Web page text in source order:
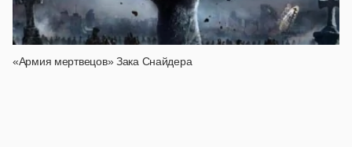
«Армия мертвецов» Зака Снайдера